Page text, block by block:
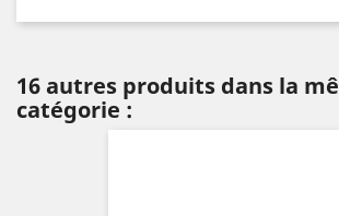
16 autres produits dans la
catégorie :